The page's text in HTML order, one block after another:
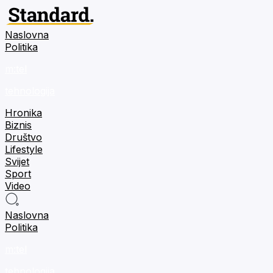
Naslovna
Politika
Hronika
Biznis
Društvo
Lifestyle
Svijet
Sport
Video
Naslovna
Politika